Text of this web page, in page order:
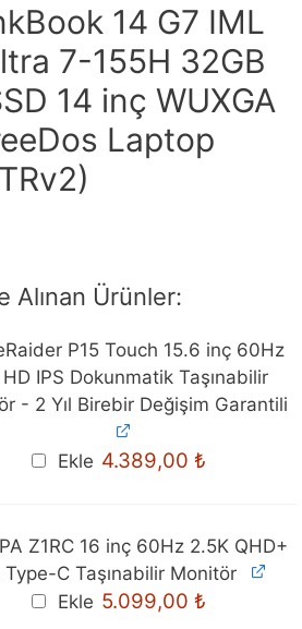
14 G7 IML
7-155H 32GB
14 inç WUXGA
Laptop
Alınan Ürünler:
P15 Touch 15.6 inç 60Hz
HD IPS Dokunmatik Taşınabilir
- 2 Yıl Birebir Değişim Garantili
Ekle 4.389,00 ₺
Z1RC 16 inç 60Hz 2.5K QHD+
Type-C Taşınabilir Monitör
Ekle Orijinal
fiyat:
5.099,00 ₺Mevcut